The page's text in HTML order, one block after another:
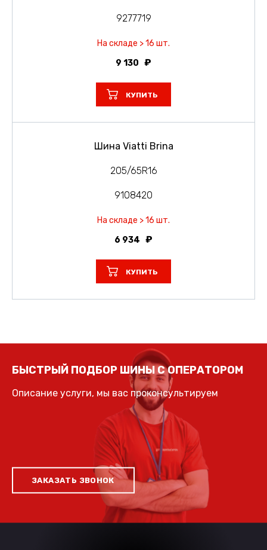
9277719
На складе > 16 шт.
9 130
КУПИТЬ
Шина Viatti Brina
205/65R16
9108420
На складе > 16 шт.
6 934
КУПИТЬ
БЫСТРЫЙ ПОДБОР ШИНЫ С ОПЕРАТОРОМ
Описание услуги, мы вас проконсультируем
ЗАКАЗАТЬ ЗВОНОК